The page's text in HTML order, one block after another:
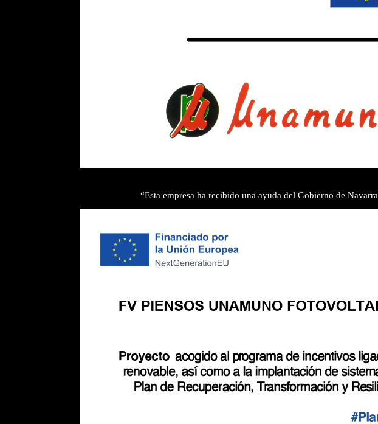
“Esta empresa ha recibido una ayuda del Gobierno de